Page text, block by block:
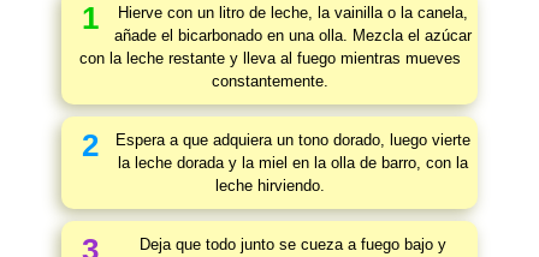
1
Hierve con un litro de leche, la vainilla o la canela,
añade el bicarbonado en una olla. Mezcla el azúcar
con la leche restante y lleva al fuego mientras mueves
constantemente.
2
Espera a que adquiera un tono dorado, luego vierte
la leche dorada y la miel en la olla de barro, con la
leche hirviendo.
3
Deja que todo junto se cueza a fuego bajo y